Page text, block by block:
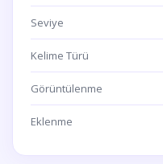
Seviye
Kelime Türü
Görüntülenme
Eklenme